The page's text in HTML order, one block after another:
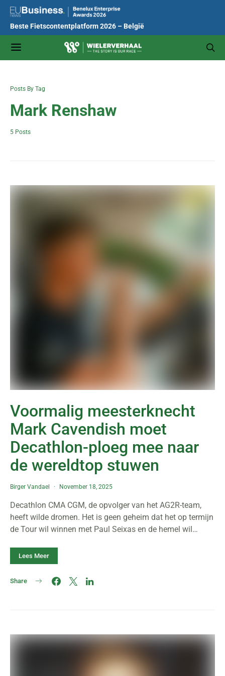
Beste Fietscontentplatform 2026 – België
Posts By Tag
Mark Renshaw
5 Posts
Voormalig meesterknecht
Mark Cavendish moet
Decathlon-ploeg mee naar
de wereldtop stuwen
Birger Vandael November 18, 2025
Decathlon CMA CGM, de opvolger van het AG2R-team,
heeft wilde dromen. Het is geen geheim dat het op termijn
de Tour wil winnen met Paul Seixas en de hemel wil…
Lees Meer
Share